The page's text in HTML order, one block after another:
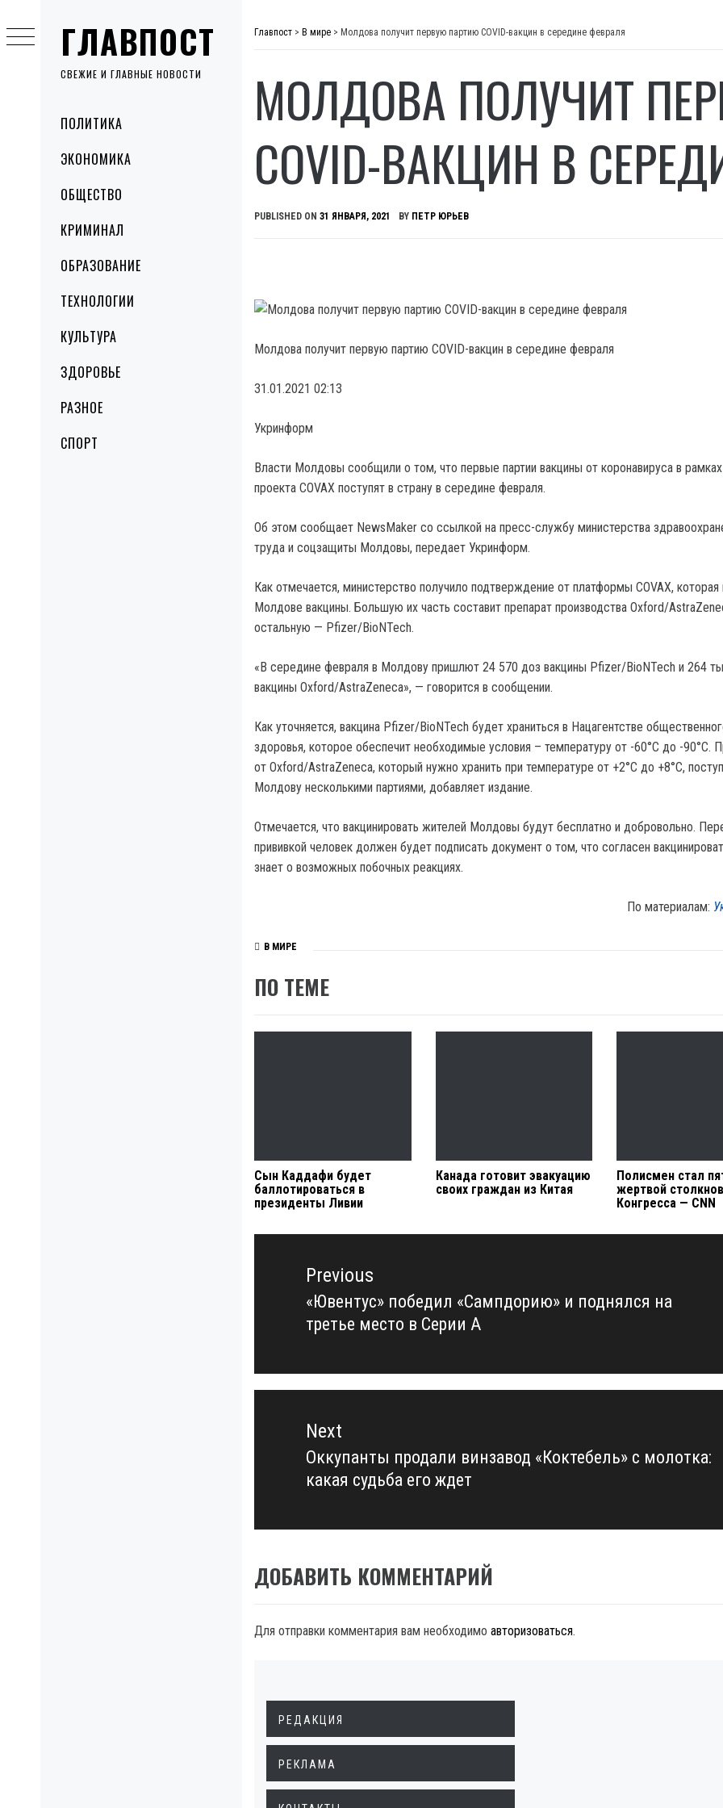
ГЛАВПОСТ
СВЕЖИЕ И ГЛАВНЫЕ НОВОСТИ
MenuПОЛИТИКА
ЭКОНОМИКА
ОБЩЕСТВО
КРИМИНАЛ
ОБРАЗОВАНИЕ
ТЕХНОЛОГИИ
КУЛЬТУРА
ЗДОРОВЬЕ
РАЗНОЕ
СПОРТ
to
content
Главпост > В мире > Молдова получит первую партию COVID-вакцин в середине февраля
МОЛДОВА ПОЛУЧИТ
COVID-ВАКЦИН В
PUBLISHED ON 31 ЯНВАРЯ, 2021 BY ПЕТР ЮРЬЕВ
Молдова получит первую партию COVID-вакцин в середине февраля
31.01.2021 02:13
Укринформ
Власти Молдовы сообщили о том, что первые партии вакцины от коронавируса в рамках
проекта COVAX поступят в страну в середине февраля.
Об этом сообщает NewsMaker со ссылкой на пресс-службу министерства
труда и соцзащиты Молдовы, передает Укринформ.
Как отмечается, министерство получило подтверждение от платформы COVAX,
Молдове вакцины. Большую их часть составит препарат производства Oxford/
остальную — Pfizer/BioNTech.
«В середине февраля в Молдову пришлют 24 570 доз вакцины Pfizer/BioNTech и 264
вакцины Oxford/AstraZeneca», — говорится в сообщении.
Как уточняется, вакцина Pfizer/BioNTech будет храниться в Нацагентстве
здоровья, которое обеспечит необходимые условия – температуру от -60°C до -90°C.
от Oxford/AstraZeneca, который нужно хранить при температуре от +2°C до +8°C,
Молдову несколькими партиями, добавляет издание.
Отмечается, что вакцинировать жителей Молдовы будут бесплатно и добровольно.
прививкой человек должен будет подписать документ о том, что согласен
знает о возможных побочных реакциях.
По материалам:
В МИРЕ
ПО ТЕМЕ
Сын Каддафи будет
баллотироваться в
президенты Ливии
Канада готовит эвакуацию
своих граждан из Китая
Полисмен стал
жертвой
Конгресса — CNN
Навигация
записямPrevious
Previous
post:
«Ювентус» победил «Сампдорию» и поднялся на
третье место в Серии А
Next
Next
post:
Оккупанты продали винзавод «Коктебель» с молотка:
какая судьба его ждет
ДОБАВИТЬ КОММЕНТАРИЙ
Для отправки комментария вам необходимо авторизоваться.
РЕДАКЦИЯ
РЕКЛАМА